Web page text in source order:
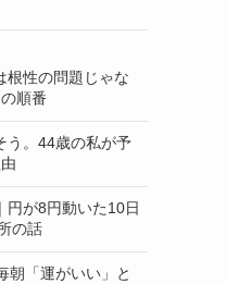
根性の問題じゃな
順番
う。44歳の私が予
円が8円動いた10日
の話
朝「運がいい」と